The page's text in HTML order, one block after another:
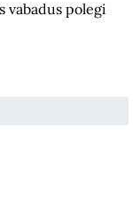
vabadus polegi